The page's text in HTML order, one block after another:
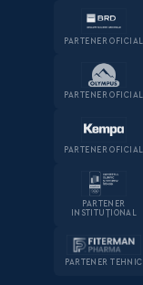
PARTENER OFICIAL
PARTENER OFICIAL
PARTENER OFICIAL
PARTENER
INSTITUȚIONAL
PARTENER TEHNIC